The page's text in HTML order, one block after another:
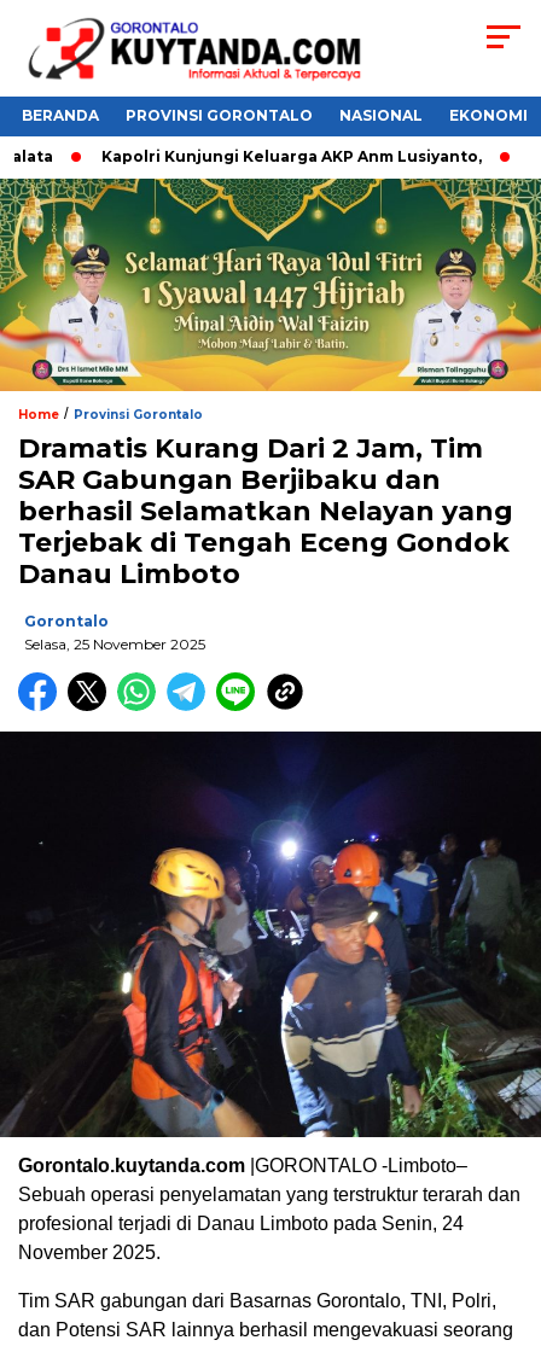
BERANDA PROVINSI GORONTALO NASIONAL EKONOMI
Kapolri Kunjungi Keluarga AKP Anm Lusiyanto,
Home / Provinsi Gorontalo
Dramatis Kurang Dari 2 Jam, Tim
SAR Gabungan Berjibaku dan
berhasil Selamatkan Nelayan yang
Terjebak di Tengah Eceng Gondok
Danau Limboto
Gorontalo
Selasa, 25 November 2025
Gorontalo.kuytanda.com |GORONTALO -Limboto–
Sebuah operasi penyelamatan yang terstruktur terarah dan
profesional terjadi di Danau Limboto pada Senin, 24
November 2025.
Tim SAR gabungan dari Basarnas Gorontalo, TNI, Polri,
dan Potensi SAR lainnya berhasil mengevakuasi seorang